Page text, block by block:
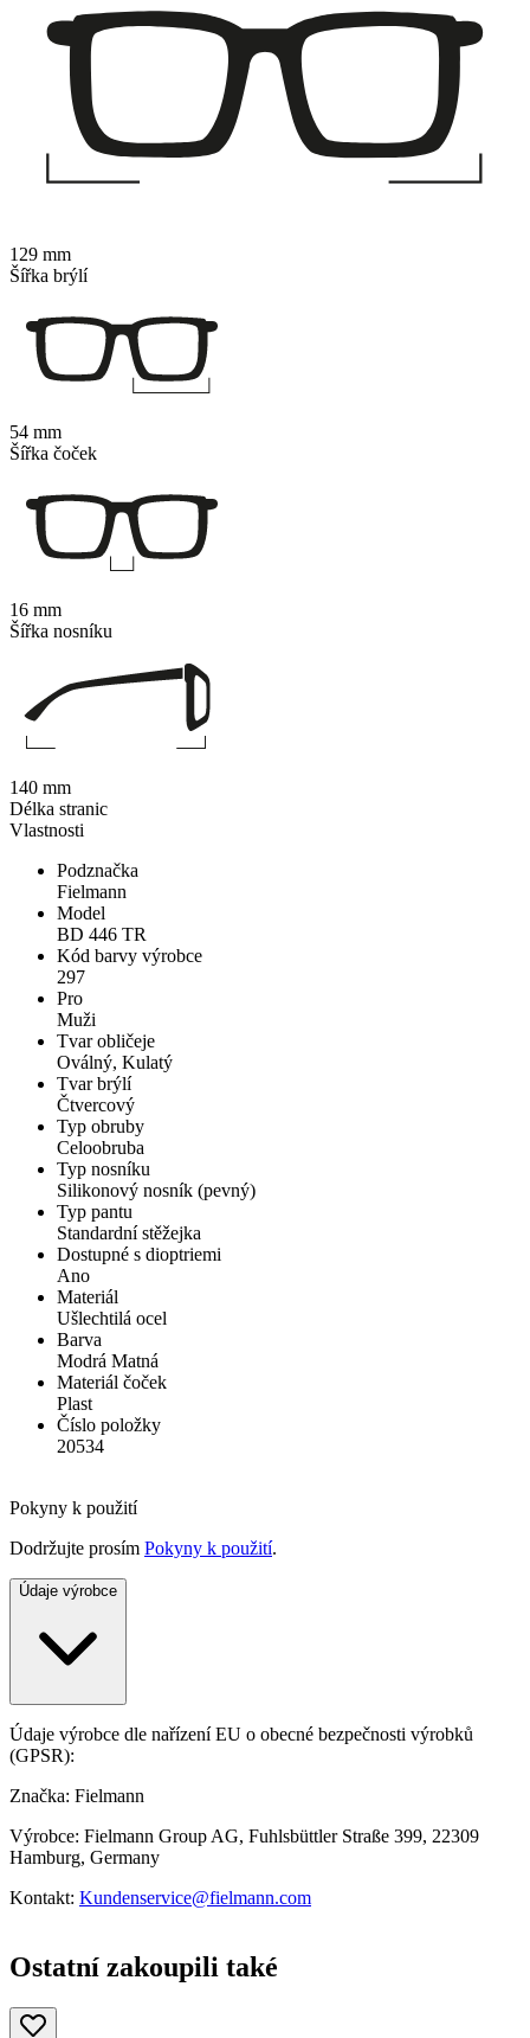
Vlastnosti
Podznačka
Fielmann
Model
BD 446 TR
Kód barvy výrobce
297
Pro
Muži
Tvar obličeje
Oválný, Kulatý
Tvar brýlí
Čtvercový
Typ obruby
Celoobruba
Typ nosníku
Silikonový nosník (pevný)
Typ pantu
Standardní stěžejka
Dostupné s dioptriemi
Ano
Materiál
Ušlechtilá ocel
Barva
Modrá Matná
Materiál čoček
Plast
Číslo položky
20534
Pokyny k použití
Dodržujte prosím Pokyny k použití.
Údaje výrobce
Údaje výrobce dle nařízení EU o obecné bezpečnosti výrobků
(GPSR):
Značka: Fielmann
Výrobce: Fielmann Group AG, Fuhlsbüttler Straße 399, 22309
Hamburg, Germany
Kontakt: Kundenservice@fielmann.com
129 mm
Šířka brýlí
54 mm
Šířka čoček
16 mm
Šířka nosníku
140 mm
Délka stranic
Ostatní zakoupili také